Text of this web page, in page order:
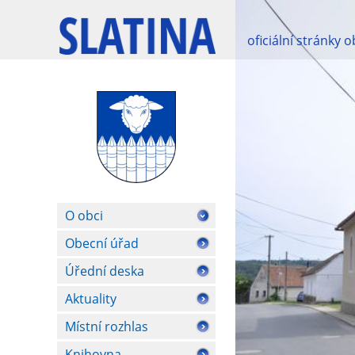
O obci
Obecní úřad
Úřední deska
Aktuality
Místní rozhlas
oficiální stránky